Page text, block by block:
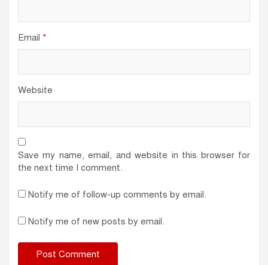
Email *
Website
Save my name, email, and website in this browser for
the next time I comment.
Notify me of follow-up comments by email.
Notify me of new posts by email.